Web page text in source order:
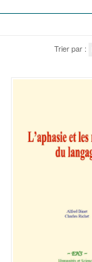
Trier par :